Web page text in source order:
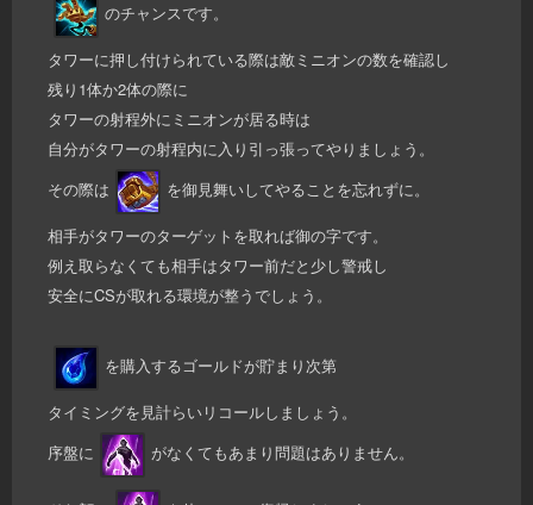
のチャンスです。
タワーに押し付けられている際は敵ミニオンの数を確認し
残り1体か2体の際に
タワーの射程外にミニオンが居る時は
自分がタワーの射程内に入り引っ張ってやりましょう。
その際は
を御見舞いしてやることを忘れずに。
相手がタワーのターゲットを取れば御の字です。
例え取らなくても相手はタワー前だと少し警戒し
安全にCSが取れる環境が整うでしょう。
を購入するゴールドが貯まり次第
タイミングを見計らいリコールしましょう。
序盤に
がなくてもあまり問題はありません。